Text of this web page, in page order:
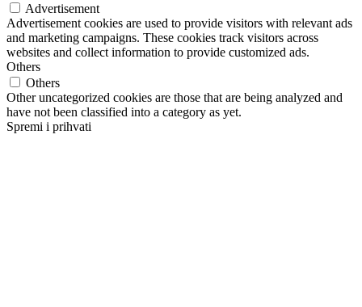
Advertisement
Advertisement cookies are used to provide visitors with relevant ads
and marketing campaigns. These cookies track visitors across
websites and collect information to provide customized ads.
Others
Others
Other uncategorized cookies are those that are being analyzed and
have not been classified into a category as yet.
Spremi i prihvati